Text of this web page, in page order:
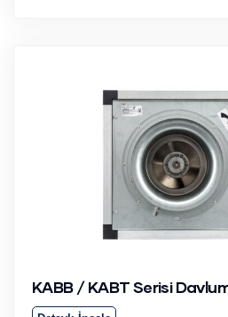
KABB / KABT Serisi